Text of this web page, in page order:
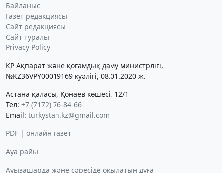
Байланыс
Газет редакциясы
Сайт редакциясы
Сайт туралы
Privacy Policy
ҚР Ақпарат және қоғамдық даму министрлігі,
№KZ36VPY00019169 куәлігі, 08.01.2020 ж.
Астана қаласы, Қонаев көшесі, 12/1
Тел: +7 (7172) 76-84-66
Email: turkystan.kz@gmail.com
PDF | онлайн газет
Ауа райы
Ауызашарда және сәресіде оқылатын дұға